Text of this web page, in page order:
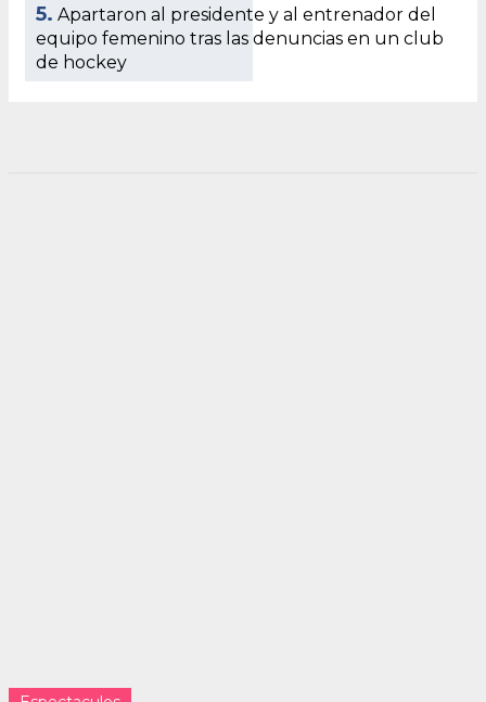
5. Apartaron al presidente y al entrenador del
equipo femenino tras las denuncias en un club
de hockey